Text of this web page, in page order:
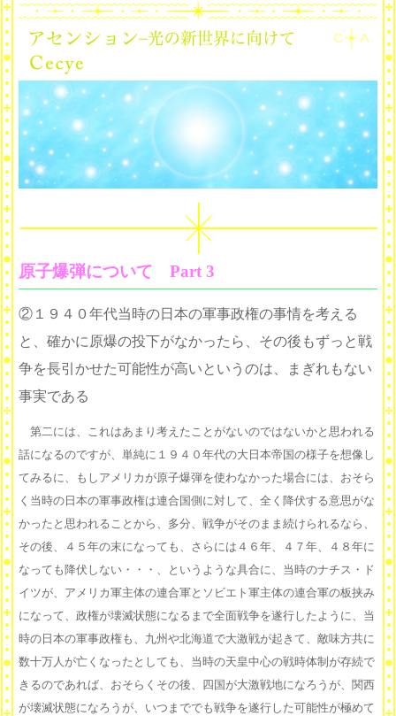
原子爆弾について Part 3
②１９４０年代当時の日本の軍事政権の事情を考える
と、確かに原爆の投下がなかったら、その後もずっと戦
争を長引かせた可能性が高いというのは、まぎれもない
事実である
第二には、これはあまり考えたことがないのではないかと思われる
話になるのですが、単純に１９４０年代の大日本帝国の様子を想像し
てみるに、もしアメリカが原子爆弾を使わなかった場合には、おそら
く当時の日本の軍事政権は連合国側に対して、全く降伏する意思がな
かったと思われることから、多分、戦争がそのまま続けられるなら、
その後、４５年の末になっても、さらには４６年、４７年、４８年に
なっても降伏しない・・・、というような具合に、当時のナチス・ド
イツが、アメリカ軍主体の連合軍とソビエト軍主体の連合軍の板挟み
になって、政権が壊滅状態になるまで全面戦争を遂行したように、当
時の日本の軍事政権も、九州や北海道で大激戦が起きて、敵味方共に
数十万人が亡くなったとしても、当時の天皇中心の戦時体制が存続で
きるのであれば、おそらくその後、四国が大激戦地になろうが、関西
が壊滅状態になろうが、いつまででも戦争を遂行した可能性が極めて